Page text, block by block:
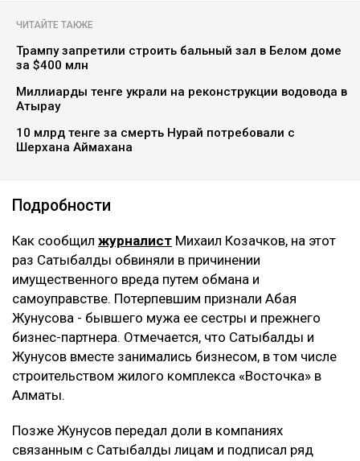
ЧИТАЙТЕ ТАКЖЕ
Трампу запретили строить бальный зал в Белом доме
за $400 млн
Миллиарды тенге украли на реконструкции водовода в
Атырау
10 млрд тенге за смерть Нурай потребовали с
Шерхана Аймахана
Подробности
Как сообщил журналист Михаил Козачков, на этот
раз Сатыбалды обвиняли в причинении
имущественного вреда путем обмана и
самоуправстве. Потерпевшим признали Абая
Жунусова - бывшего мужа ее сестры и прежнего
бизнес-партнера. Отмечается, что Сатыбалды и
Жунусов вместе занимались бизнесом, в том числе
строительством жилого комплекса «Восточка» в
Алматы.
Позже Жунусов передал доли в компаниях
связанным с Сатыбалды лицам и подписал ряд